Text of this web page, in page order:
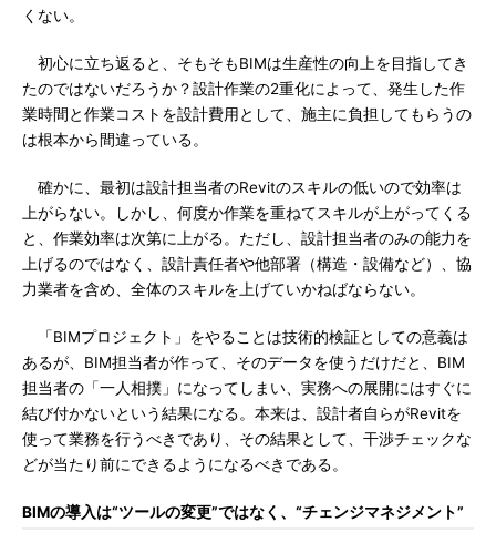
くない。
初心に立ち返ると、そもそもBIMは生産性の向上を目指してき
たのではないだろうか？設計作業の2重化によって、発生した作
業時間と作業コストを設計費用として、施主に負担してもらうの
は根本から間違っている。
確かに、最初は設計担当者のRevitのスキルの低いので効率は
上がらない。しかし、何度か作業を重ねてスキルが上がってくる
と、作業効率は次第に上がる。ただし、設計担当者のみの能力を
上げるのではなく、設計責任者や他部署（構造・設備など）、協
力業者を含め、全体のスキルを上げていかねばならない。
「BIMプロジェクト」をやることは技術的検証としての意義は
あるが、BIM担当者が作って、そのデータを使うだけだと、BIM
担当者の「一人相撲」になってしまい、実務への展開にはすぐに
結び付かないという結果になる。本来は、設計者自らがRevitを
使って業務を行うべきであり、その結果として、干渉チェックな
どが当たり前にできるようになるべきである。
BIMの導入は“ツールの変更”ではなく、“チェンジマネジメント”